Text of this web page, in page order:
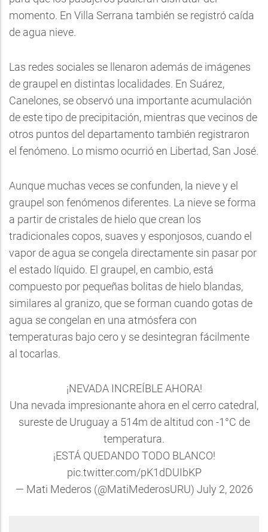
momento. En Villa Serrana también se registró caída
de agua nieve.
Las redes sociales se llenaron además de imágenes
de graupel en distintas localidades. En Suárez,
Canelones, se observó una importante acumulación
de este tipo de precipitación, mientras que vecinos de
otros puntos del departamento también registraron
el fenómeno. Lo mismo ocurrió en Libertad, San José.
Aunque muchas veces se confunden, la nieve y el
graupel son fenómenos diferentes. La nieve se forma
a partir de cristales de hielo que crean los
tradicionales copos, suaves y esponjosos, cuando el
vapor de agua se congela directamente sin pasar por
el estado líquido. El graupel, en cambio, está
compuesto por pequeñas bolitas de hielo blandas,
similares al granizo, que se forman cuando gotas de
agua se congelan en una atmósfera con
temperaturas bajo cero y se desintegran fácilmente
al tocarlas.
¡NEVADA INCREÍBLE AHORA!
Una nevada impresionante ahora en el cerro catedral,
sureste de Uruguay a 514m de altitud con -1°C de
temperatura.
¡ESTÁ QUEDANDO TODO BLANCO!
pic.twitter.com/pK1dDUIbKP
— Mati Mederos (@MatiMederosURU) July 2, 2026